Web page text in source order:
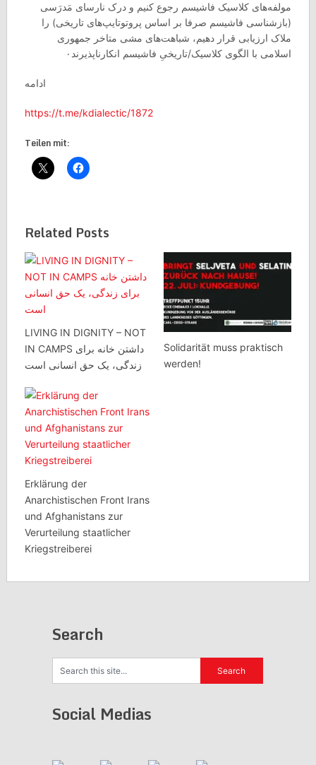
مولفه‌های کلاسیک فاشیسم رجوع‌ کنیم و درک نارسای مَدرَسی
(بازشناسی فاشیسم صرفا بر اساس پروتوتایپ‌های تاریخی) را
ملاک ارزیابی قرار دهیم، شباهت‌های مشی متاخر جمهوری
اسلامی با الگوی کلاسیک/تاریخیِ فاشیسم انکارناپذیرند۰
ادامه
https://t.me/kdialectic/1872
Teilen mit:
Related Posts
LIVING IN DIGNITY – NOT
IN CAMPS داشتن خانه برای
زندگی، یک حق انسانی است
Solidarität muss praktisch
werden!
Erklärung der
Anarchistischen Front Irans
und Afghanistans zur
Verurteilung staatlicher
Kriegstreiberei
Search
Social Medias